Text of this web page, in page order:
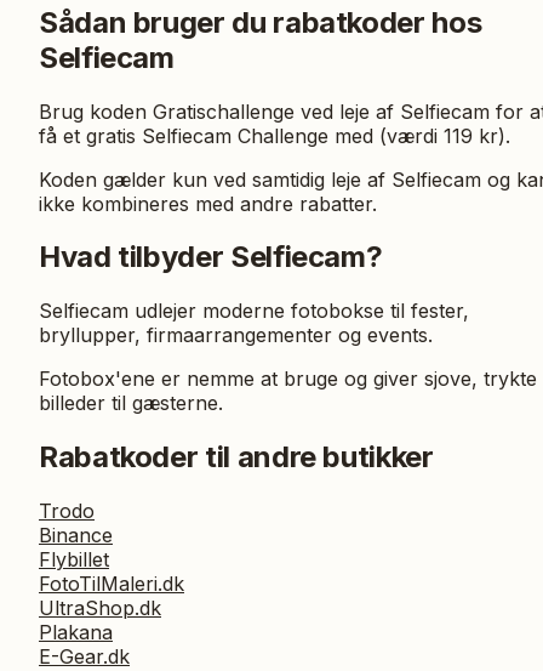
Sådan bruger du rabatkoder hos
Selfiecam
Brug koden Gratischallenge ved leje af Selfiecam for
få et gratis Selfiecam Challenge med (værdi 119 kr).
Koden gælder kun ved samtidig leje af Selfiecam og
ikke kombineres med andre rabatter.
Hvad tilbyder Selfiecam?
Selfiecam udlejer moderne fotobokse til fester,
bryllupper, firmaarrangementer og events.
Fotobox'ene er nemme at bruge og giver sjove, trykte
billeder til gæsterne.
Rabatkoder til andre butikker
Trodo
Binance
Flybillet
FotoTilMaleri.dk
UltraShop.dk
Plakana
E-Gear.dk